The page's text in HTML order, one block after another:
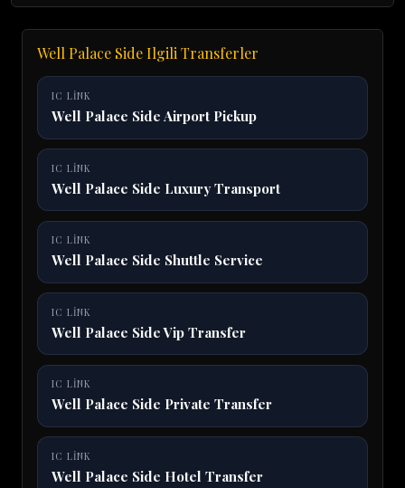
Well Palace Side Ilgili Transferler
IC LINK
Well Palace Side Airport Pickup
IC LINK
Well Palace Side Luxury Transport
IC LINK
Well Palace Side Shuttle Service
IC LINK
Well Palace Side Vip Transfer
IC LINK
Well Palace Side Private Transfer
IC LINK
Well Palace Side Hotel Transfer